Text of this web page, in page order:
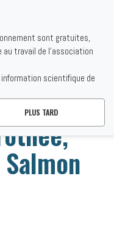
sont gratuites,
travail de l'association
scientifique de
PLUS TARD